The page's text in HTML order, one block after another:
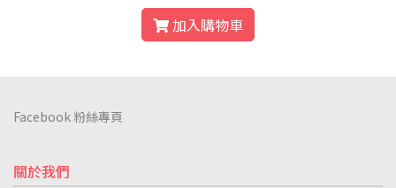
加入購物車
關於我們
Facebook 粉絲專頁